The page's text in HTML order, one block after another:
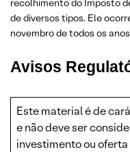
recolhimento do Imposto
de diversos tipos. Ele
novembro de todos os
Avisos
Este material é de
e não deve ser
investimento ou